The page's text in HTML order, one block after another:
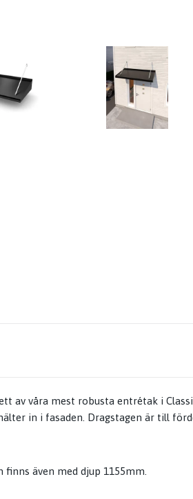
av våra mest robusta entrétak i
in i fasaden. Dragstagen är till
även med djup 1155mm.